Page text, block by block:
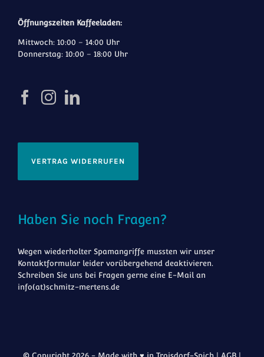
Öffnungszeiten Kaffeeladen:
Mittwoch: 10:00 – 14:00 Uhr
Donnerstag: 10:00 – 18:00 Uhr
VERTRAG WIDERRUFEN
Haben Sie noch Fragen?
Wegen wiederholter Spamangriffe mussten wir unser
Kontaktformular leider vorübergehend deaktivieren.
Schreiben Sie uns bei Fragen gerne eine E-Mail an
info(at)schmitz-mertens.de